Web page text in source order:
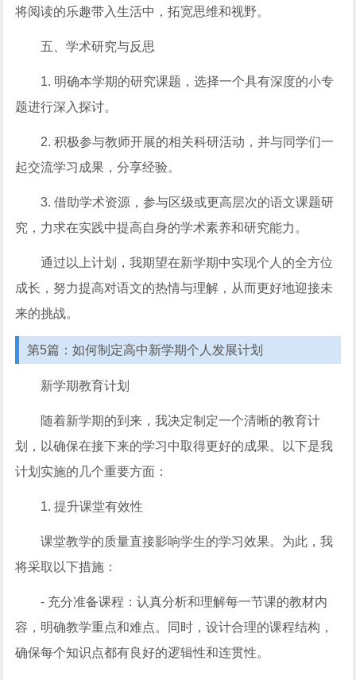
将阅读的乐趣带入生活中，拓宽思维和视野。
五、学术研究与反思
1. 明确本学期的研究课题，选择一个具有深度的小专
题进行深入探讨。
2. 积极参与教师开展的相关科研活动，并与同学们一
起交流学习成果，分享经验。
3. 借助学术资源，参与区级或更高层次的语文课题研
究，力求在实践中提高自身的学术素养和研究能力。
通过以上计划，我期望在新学期中实现个人的全方位
成长，努力提高对语文的热情与理解，从而更好地迎接未
来的挑战。
第5篇：如何制定高中新学期个人发展计划
新学期教育计划
随着新学期的到来，我决定制定一个清晰的教育计
划，以确保在接下来的学习中取得更好的成果。以下是我
计划实施的几个重要方面：
1. 提升课堂有效性
课堂教学的质量直接影响学生的学习效果。为此，我
将采取以下措施：
- 充分准备课程：认真分析和理解每一节课的教材内
容，明确教学重点和难点。同时，设计合理的课程结构，
确保每个知识点都有良好的逻辑性和连贯性。